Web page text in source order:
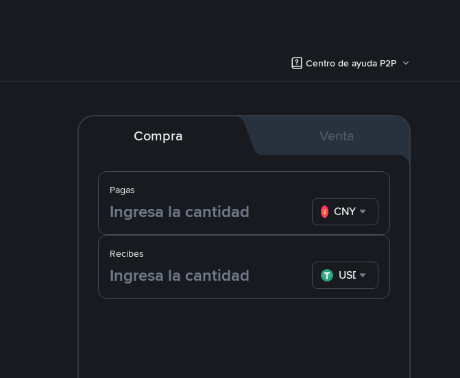
Centro de ayuda P2P
Compra Venta
Pagas
CNY
Recibes
USDT